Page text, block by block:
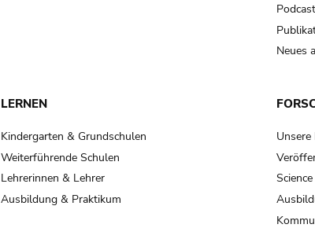
Neues
LERNEN
Kindergarten & Grundschulen
Weiterführende Schulen
Lehrerinnen & Lehrer
Ausbildung & Praktikum